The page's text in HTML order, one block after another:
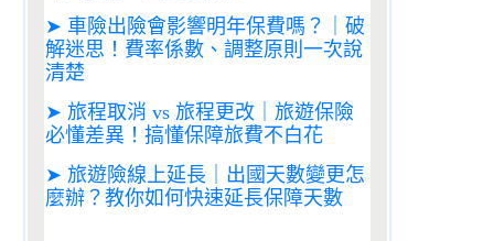
➤ 車險出險會影響明年保費嗎？｜破
解迷思！費率係數、調整原則一次說
清楚
➤ 旅程取消 vs 旅程更改｜旅遊保險
必懂差異！搞懂保障旅費不白花
➤ 旅遊險線上延長｜出國天數變更怎
麼辦？教你如何快速延長保障天數